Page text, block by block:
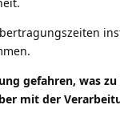
gefahren, was
mit der